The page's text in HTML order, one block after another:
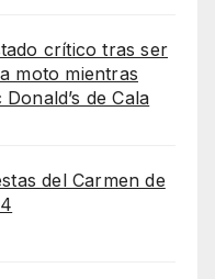
crítico tras ser
moto mientras
de Cala
del Carmen de